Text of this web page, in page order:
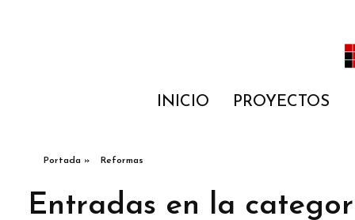
INICIO PROYECTOS
Portada » Reformas
Entradas en la